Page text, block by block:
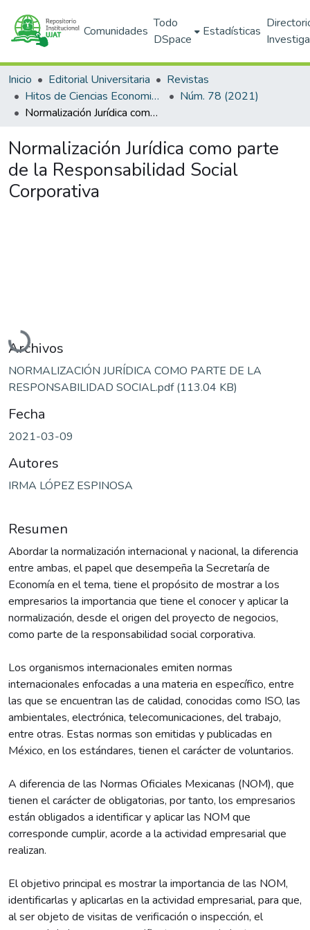
Comunidades
Todo
DSpace
Estadísticas
Inicio Editorial Universitaria
Revistas
Hitos de Ciencias Economico Administrativas
Núm. 78 (2021)
Normalización Jurídica como parte de la Responsabilidad Social Corporativa
Normalización Jurídica como parte
de la Responsabilidad Social
Corporativa
Cargando...
Archivos
NORMALIZACIÓN JURÍDICA COMO PARTE DE LA
RESPONSABILIDAD SOCIAL.pdf(113.04 KB)
Fecha
2021-03-09
Autores
IRMA LÓPEZ ESPINOSA
Resumen
Abordar la normalización internacional y nacional, la diferencia
entre ambas, el papel que desempeña la Secretaría de
Economía en el tema, tiene el propósito de mostrar a los
empresarios la importancia que tiene el conocer y aplicar la
normalización, desde el origen del proyecto de negocios,
como parte de la responsabilidad social corporativa.
Los organismos internacionales emiten normas
internacionales enfocadas a una materia en específico, entre
las que se encuentran las de calidad, conocidas como ISO, las
ambientales, electrónica, telecomunicaciones, del trabajo,
entre otras. Estas normas son emitidas y publicadas en
México, en los estándares, tienen el carácter de voluntarios.
A diferencia de las Normas Oficiales Mexicanas (NOM), que
tienen el carácter de obligatorias, por tanto, los empresarios
están obligados a identificar y aplicar las NOM que
corresponde cumplir, acorde a la actividad empresarial que
realizan.
El objetivo principal es mostrar la importancia de las NOM,
identificarlas y aplicarlas en la actividad empresarial, para que,
al ser objeto de visitas de verificación o inspección, el